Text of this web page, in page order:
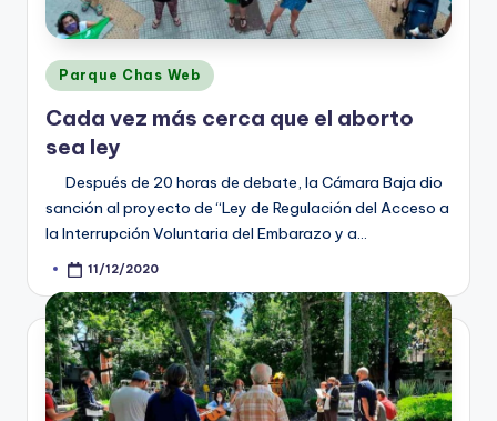
Posted
in
Parque Chas Web
Cada vez más cerca que el aborto
sea ley
Después de 20 horas de debate, la Cámara Baja dio
sanción al proyecto de “Ley de Regulación del Acceso a
la Interrupción Voluntaria del Embarazo y a…
Posted11/12/2020